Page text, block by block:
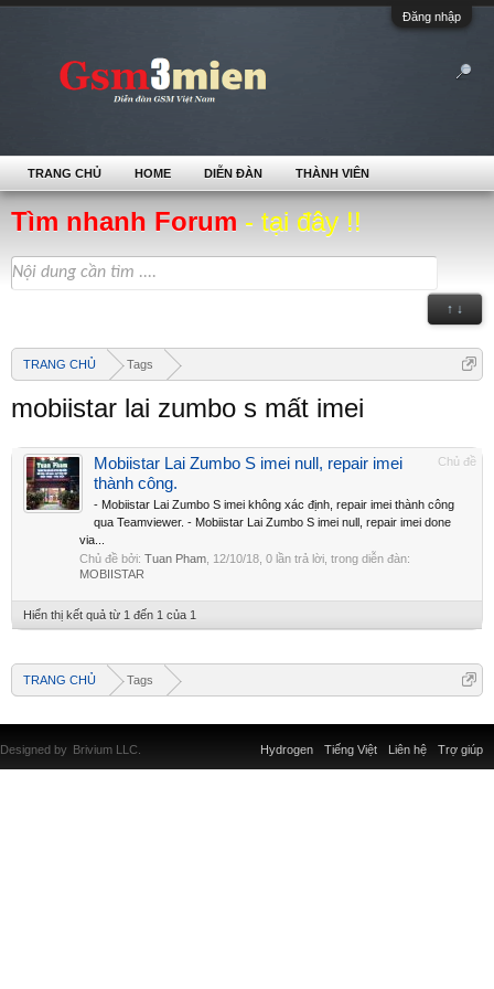
Đăng nhập
Tìm nhanh Forum - tại đây !!
↑ ↓
TRANG CHỦ Tags
mobiistar lai zumbo s mất imei
Chủ đề
Mobiistar Lai Zumbo S imei null, repair imei
thành công.
- Mobiistar Lai Zumbo S imei không xác định, repair imei thành công
qua Teamviewer. - Mobiistar Lai Zumbo S imei null, repair imei done
via...
Chủ đề bởi: Tuan Pham 12/10/18 , 0 lần trả lời, trong diễn đàn:
MOBIISTAR
Hiển thị kết quả từ 1 đến 1 của 1
TRANG CHỦ Tags
TRANG CHỦ HOME DIỄN ĐÀN THÀNH VIÊN
Liên hệ Trợ giúp
Hydrogen Tiếng Việt
Designed by Brivium LLC.